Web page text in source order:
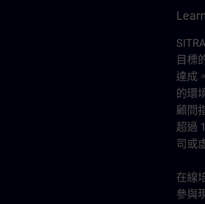
目標
達成
的環
顧問
超過
司或
在線
參與